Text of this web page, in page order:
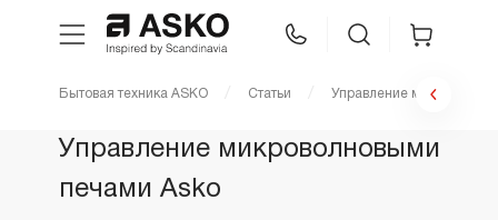
Техника для кухни
Бытовая техника ASKO Статьи Управление
Управление микроволновыми
печами Asko